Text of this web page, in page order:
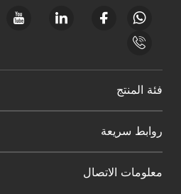
فئة المنتج
روابط سريعة
معلومات الاتصال